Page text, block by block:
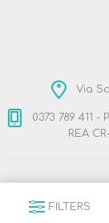
Via
0373 789 411 -
REA
FILTERS